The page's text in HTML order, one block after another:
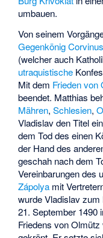
umbauen.
Von seinem
Gegenkönig Corvinus
(welcher auch
utraquistische
Mit dem Frieden von
beendet. Matthias
Mähren,Schlesien,
Vladislav den Titel
dem Tod des einen
der Hand des
geschah nach dem
Vereinbarungen des
Zápolya mit
wurde Vladislav
21. September 1490
Friedens von Olmütz